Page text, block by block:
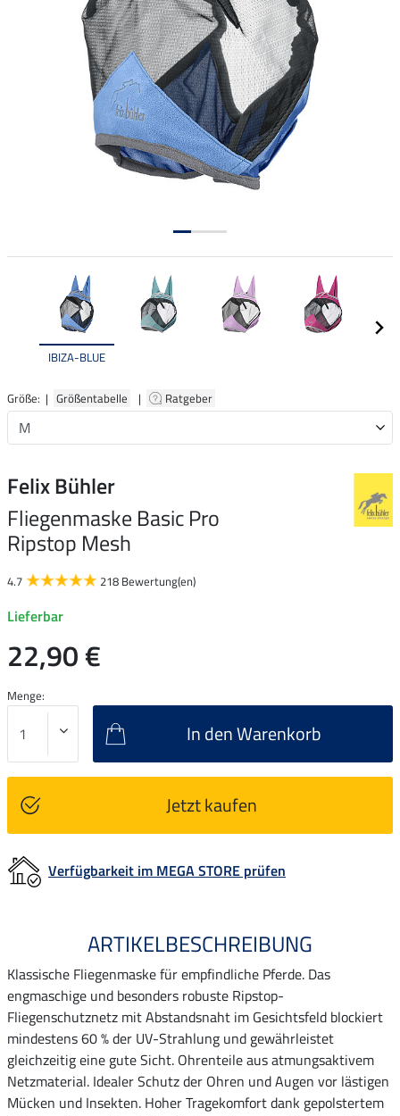
IBIZA-BLUE
Größe: | Größentabelle | Ratgeber
Felix Bühler
Fliegenmaske Basic Pro
Ripstop Mesh
4.7 218 Bewertung(en)
Lieferbar
22,90 €
Menge:
In den Warenkorb
Jetzt kaufen
Verfügbarkeit im MEGA STORE prüfen
ARTIKELBESCHREIBUNG
Klassische Fliegenmaske für empfindliche Pferde. Das
engmaschige und besonders robuste Ripstop-
Fliegenschutznetz mit Abstandsnaht im Gesichtsfeld blockiert
mindestens 60 % der UV-Strahlung und gewährleistet
gleichzeitig eine gute Sicht. Ohrenteile aus atmungsaktivem
Netzmaterial. Idealer Schutz der Ohren und Augen vor lästigen
Mücken und Insekten. Hoher Tragekomfort dank gepolstertem